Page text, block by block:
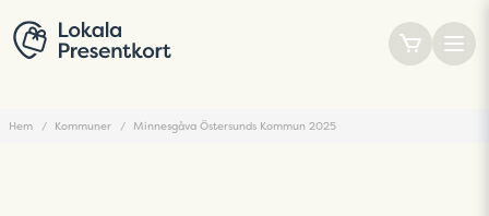
Hem Kommuner Minnesgåva Östersunds Kommun 2025